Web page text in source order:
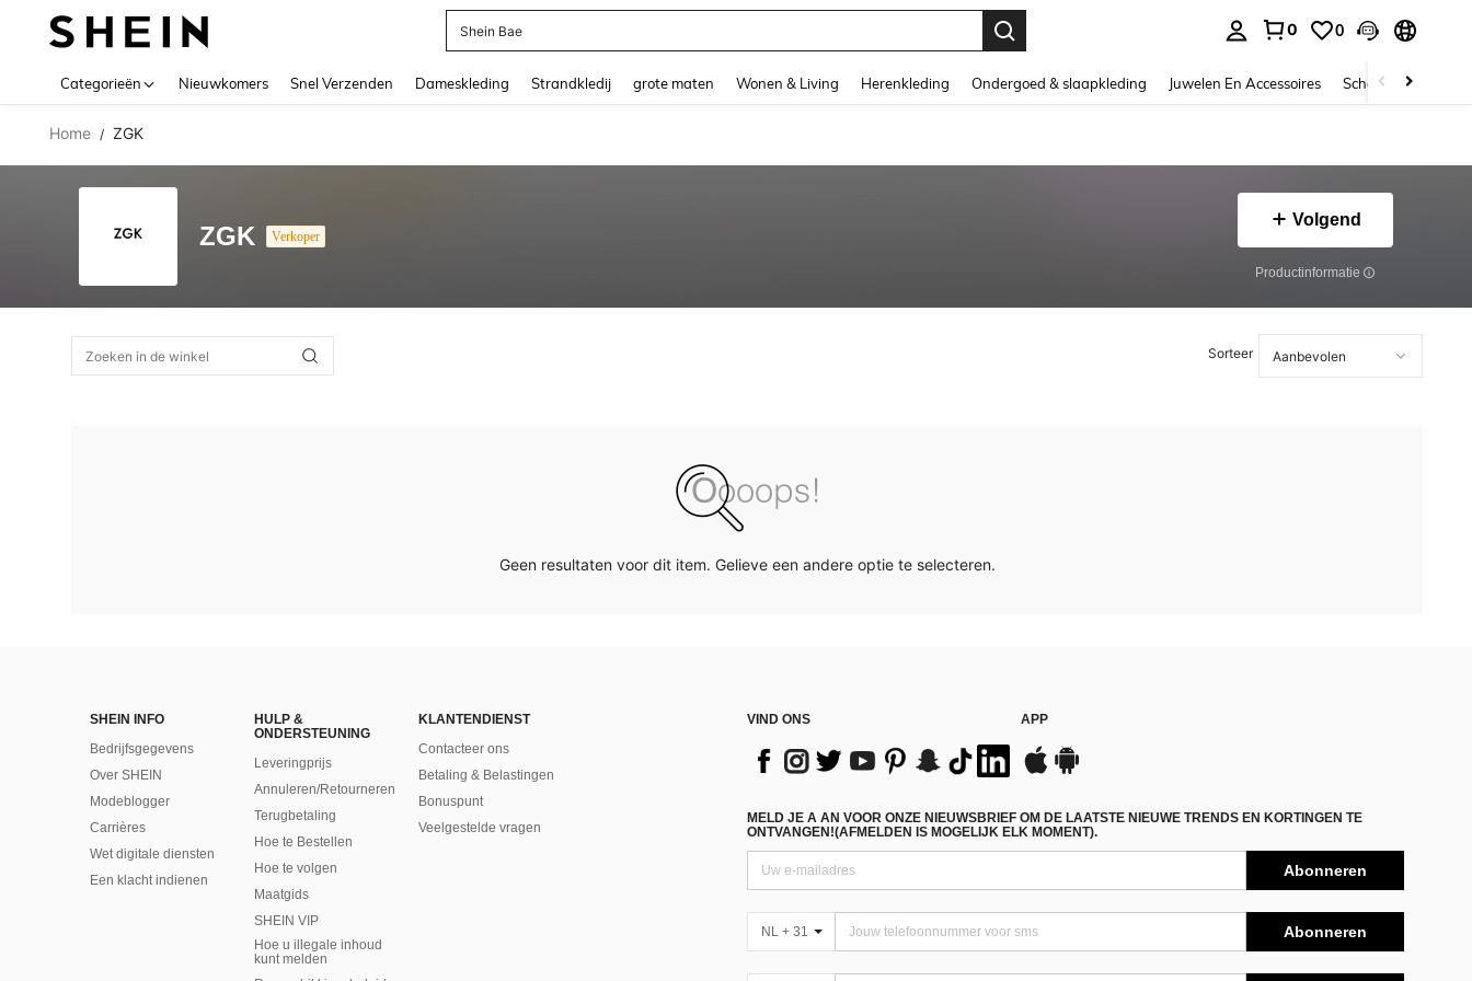
Shein Bae
0 0
Categorieën Nieuwkomers Snel Verzenden Dameskleding Strandkledij grote maten Wonen & Living Herenkleding Ondergoed & slaapkleding Juwelen En Accessoires Schoonheid &
Home / ZGK
ZGK Verkoper
Volgend
Productinformatie
Sorteer
Geen resultaten voor dit item. Gelieve een andere optie te selecteren.
SHEIN INFO
Bedrijfsgegevens
Over SHEIN
Modeblogger
Carrières
Wet digitale diensten
Een klacht indienen
HULP &
ONDERSTEUNING
Leveringprijs
Annuleren/Retourneren
Terugbetaling
Hoe te Bestellen
Hoe te volgen
Maatgids
SHEIN VIP
Hoe u illegale inhoud
kunt melden
KLANTENDIENST
Contacteer ons
Betaling & Belastingen
Bonuspunt
Veelgestelde vragen
VIND ONS APP
MELD JE A AN VOOR ONZE NIEUWSBRIEF OM DE LAATSTE NIEUWE TRENDS EN KORTINGEN TE
ONTVANGEN!(AFMELDEN IS MOGELIJK ELK MOMENT).
Abonneren
NL + 31 Abonneren